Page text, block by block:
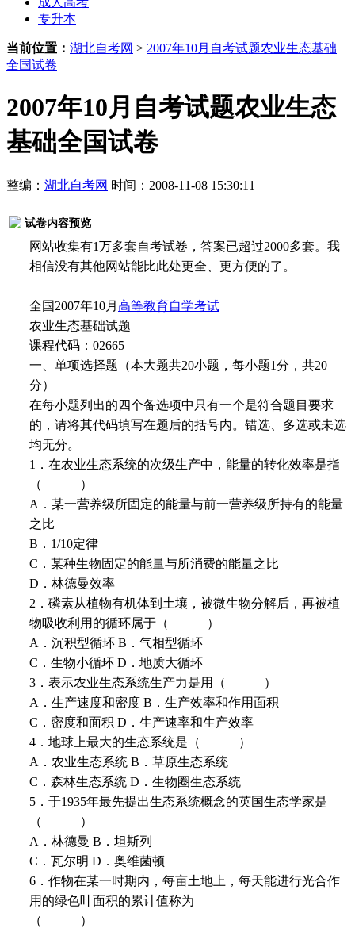
专升本
当前位置： 湖北自考网 > 2007年10月自考试题农业生态基础
全国试卷
2007年10月自考试题农业生态
基础全国试卷
整编： 湖北自考网 时间：2008-11-08 15:30:11
试卷内容预览
网站收集有1万多套自考试卷，答案已超过2000多套。我
相信没有其他网站能比此处更全、更方便的了。
全国2007年10月 高等教育自学考试
农业生态基础试题
课程代码：02665
一、单项选择题（本大题共20小题，每小题1分，共20
分）
在每小题列出的四个备选项中只有一个是符合题目要求
的，请将其代码填写在题后的括号内。错选、多选或未选
均无分。
1．在农业生态系统的次级生产中，能量的转化效率是指
（ ）
A．某一营养级所固定的能量与前一营养级所持有的能量
之比
B．1/10定律
C．某种生物固定的能量与所消费的能量之比
D．林德曼效率
2．磷素从植物有机体到土壤，被微生物分解后，再被植
物吸收利用的循环属于（ ）
A．沉积型循环 B．气相型循环
C．生物小循环 D．地质大循环
3．表示农业生态系统生产力是用（ ）
A．生产速度和密度 B．生产效率和作用面积
C．密度和面积 D．生产速率和生产效率
4．地球上最大的生态系统是（ ）
A．农业生态系统 B．草原生态系统
C．森林生态系统 D．生物圈生态系统
5．于1935年最先提出生态系统概念的英国生态学家是
（ ）
A．林德曼 B．坦斯列
C．瓦尔明 D．奥维菌顿
6．作物在某一时期内，每亩土地上，每天能进行光合作
用的绿色叶面积的累计值称为
（ ）